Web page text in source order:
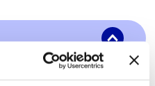
de 509L en